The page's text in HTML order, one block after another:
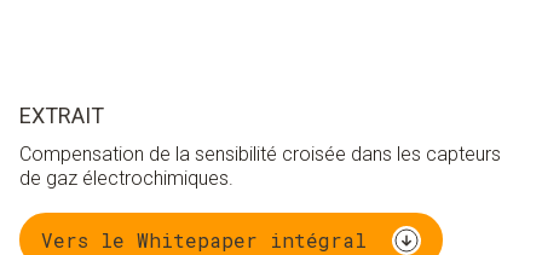
EXTRAIT
Compensation de la sensibilité croisée dans les capteurs
de gaz électrochimiques.
Vers le Whitepaper intégral